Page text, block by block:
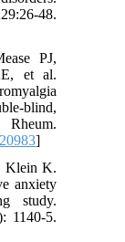
48.
PJ,
et al.
blind,
Rheum.
Klein K.
anxiety
study.
1140-5.